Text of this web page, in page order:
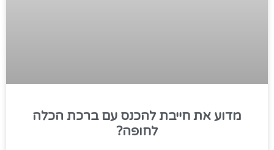
מדוע את חייבת להכנס עם ברכת הכלה
לחופה?